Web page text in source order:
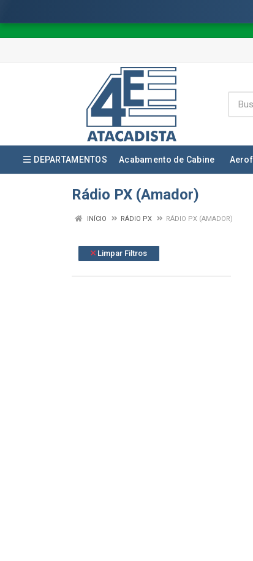
DEPARTAMENTOS Acabamento de Cabine
Rádio PX (Amador)
INÍCIO RÁDIO PX RÁDIO PX (AMADOR)
Limpar Filtros